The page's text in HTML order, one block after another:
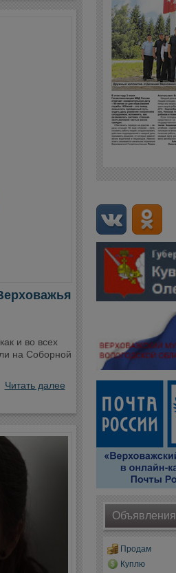
и во всех
на Соборной
Читать далее
Объявления
Продам
Куплю